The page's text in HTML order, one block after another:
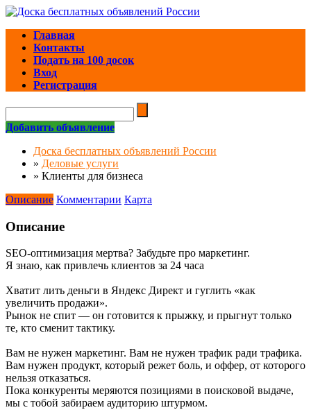
Главная
Контакты
Подать на 100 досок
Вход
Регистрация
Добавить объявление
Доска бесплатных объявлений России
» Деловые услуги
» Клиенты для бизнеса
Описание Комментарии Карта
Описание
SEO-оптимизация мертва? Забудьте про маркетинг.
Я знаю, как привлечь клиентов за 24 часа
Хватит лить деньги в Яндекс Директ и гуглить «как
увеличить продажи».
Рынок не спит — он готовится к прыжку, и прыгнут только
те, кто сменит тактику.
Вам не нужен маркетинг. Вам не нужен трафик ради трафика.
Вам нужен продукт, который режет боль, и оффер, от которого
нельзя отказаться.
Пока конкуренты меряются позициями в поисковой выдаче,
мы с тобой забираем аудиторию штурмом.